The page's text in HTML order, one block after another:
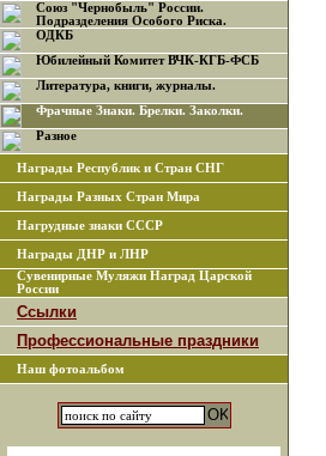
Союз "Чернобыль" России.
Подразделения Особого Риска.
ОДКБ
Юбилейный Комитет ВЧК-КГБ-ФСБ
Литература, книги, журналы.
Фрачные Знаки. Брелки. Заколки.
Разное
Награды Республик и Стран СНГ
Награды Разных Стран Мира
Нагрудные знаки СССР
Награды ДНР и ЛНР
Сувенирные Муляжи Наград Царской
России
Ссылки
Профессиональные праздники
Наш фотоальбом